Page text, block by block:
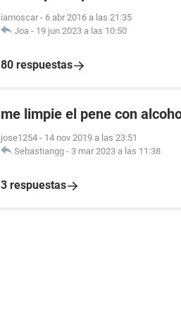
iamoscar - 6 abr 2016 a las 21:35
Joa - 19 jun 2023 a las 10:50
80 respuestas
me limpie el pene con
jose1254 - 14 nov 2019 a las 23:51
Sebastiangg - 3 mar 2023 a las 11:38
3 respuestas